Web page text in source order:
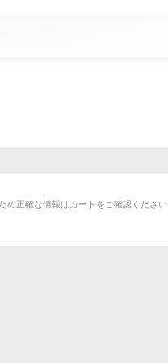
め正確な情報はカートをご確認ください